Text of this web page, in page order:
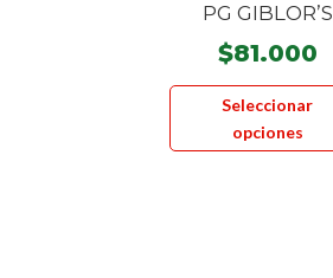
PG GIBLOR’S
$81.000
Seleccionar
opciones